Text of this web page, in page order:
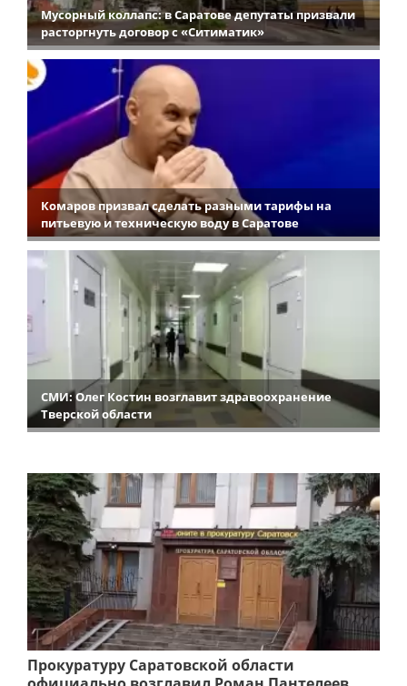
Мусорный коллапс: в Саратове депутаты призвали
расторгнуть договор с «Ситиматик»
Комаров призвал сделать разными тарифы на
питьевую и техническую воду в Саратове
СМИ: Олег Костин возглавит здравоохранение
Тверской области
Прокуратуру Саратовской области